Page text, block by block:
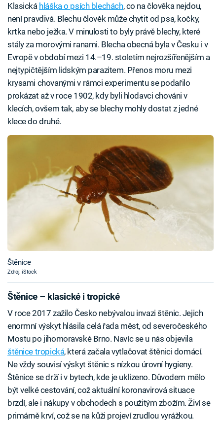
Klasická hláška o psích blechách, co na člověka nejdou,
není pravdivá. Blechu člověk může chytit od psa, kočky,
krtka nebo ježka. V minulosti to byly právě blechy, které
stály za morovými ranami. Blecha obecná byla v Česku i v
Evropě v období mezi 14.–19. stoletím nejrozšířenějším a
nejtypičtějším lidským parazitem. Přenos moru mezi
krysami chovanými v rámci experimentu se podařilo
prokázat až v roce 1902, kdy byli hlodavci chováni v
klecích, ovšem tak, aby se blechy mohly dostat z jedné
klece do druhé.
Štěnice
Zdroj: iStock
Štěnice – klasické i tropické
V roce 2017 zažilo Česko nebývalou invazi štěnic. Jejich
enormní výskyt hlásila celá řada měst, od severočeského
Mostu po jihomoravské Brno. Navíc se u nás objevila
štěnice tropická, která začala vytlačovat štěnici domácí.
Ne vždy souvisí výskyt štěnic s nízkou úrovní hygieny.
Štěnice se drží i v bytech, kde je uklizeno. Důvodem mělo
být velké cestování, což aktuální koronavirová situace
brzdí, ale i nákupy v obchodech s použitým zbožím. Živí se
primárně krví, což se na kůži projeví zrudlou vyrážkou.